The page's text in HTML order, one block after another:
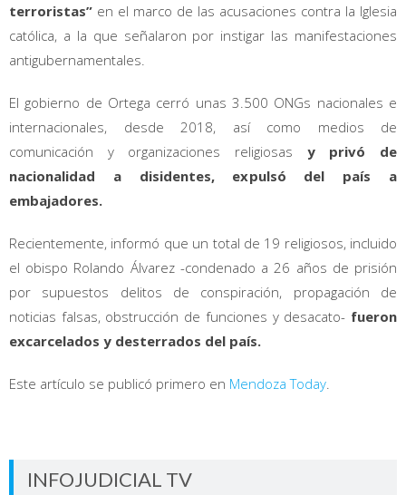
terroristas” en el marco de las acusaciones contra la Iglesia
católica, a la que señalaron por instigar las manifestaciones
antigubernamentales.
El gobierno de Ortega cerró unas 3.500 ONGs nacionales e
internacionales, desde 2018, así como medios de
comunicación y organizaciones religiosas y privó de
nacionalidad a disidentes, expulsó del país a
embajadores.
Recientemente, informó que un total de 19 religiosos, incluido
el obispo Rolando Álvarez -condenado a 26 años de prisión
por supuestos delitos de conspiración, propagación de
noticias falsas, obstrucción de funciones y desacato- fueron
excarcelados y desterrados del país.
Este artículo se publicó primero en Mendoza Today
INFOJUDICIAL TV